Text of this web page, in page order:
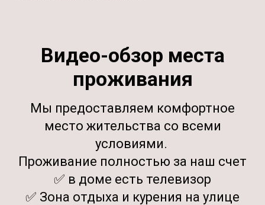
Видео-обзор места
проживания
Мы предоставляем комфортное
место жительства со всеми
условиями.
Проживание полностью за наш счет
✅ в доме есть телевизор
✅ Зона отдыха и курения на улице